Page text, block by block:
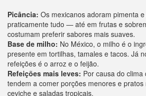
Picância: Os mexicanos adoram pimenta
praticamente tudo — até em frutas e
costumam preferir sabores mais suaves.
Base de milho: No México, o milho é o
presente em tortilhas, tamales e tacos. Já
refeições é o arroz e o feijão.
Refeições mais leves: Por causa do
tendem a comer porções menores e
ceviche e saladas tropicais.